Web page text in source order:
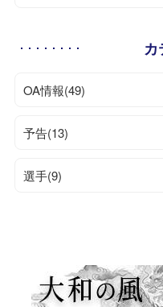
OA情報(49)
予告(13)
選手(9)